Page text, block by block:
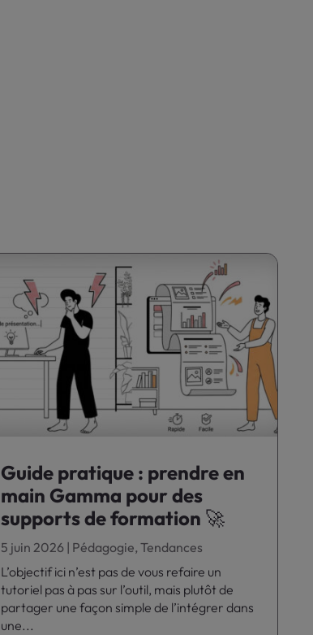
Guide pratique : prendre en
main Gamma pour des
supports de formation 🚀
5 juin 2026| Pédagogie, Tendances
L’objectif ici n’est pas de vous refaire un
tutoriel pas à pas sur l’outil, mais plutôt de
partager une façon simple de l’intégrer dans
une...